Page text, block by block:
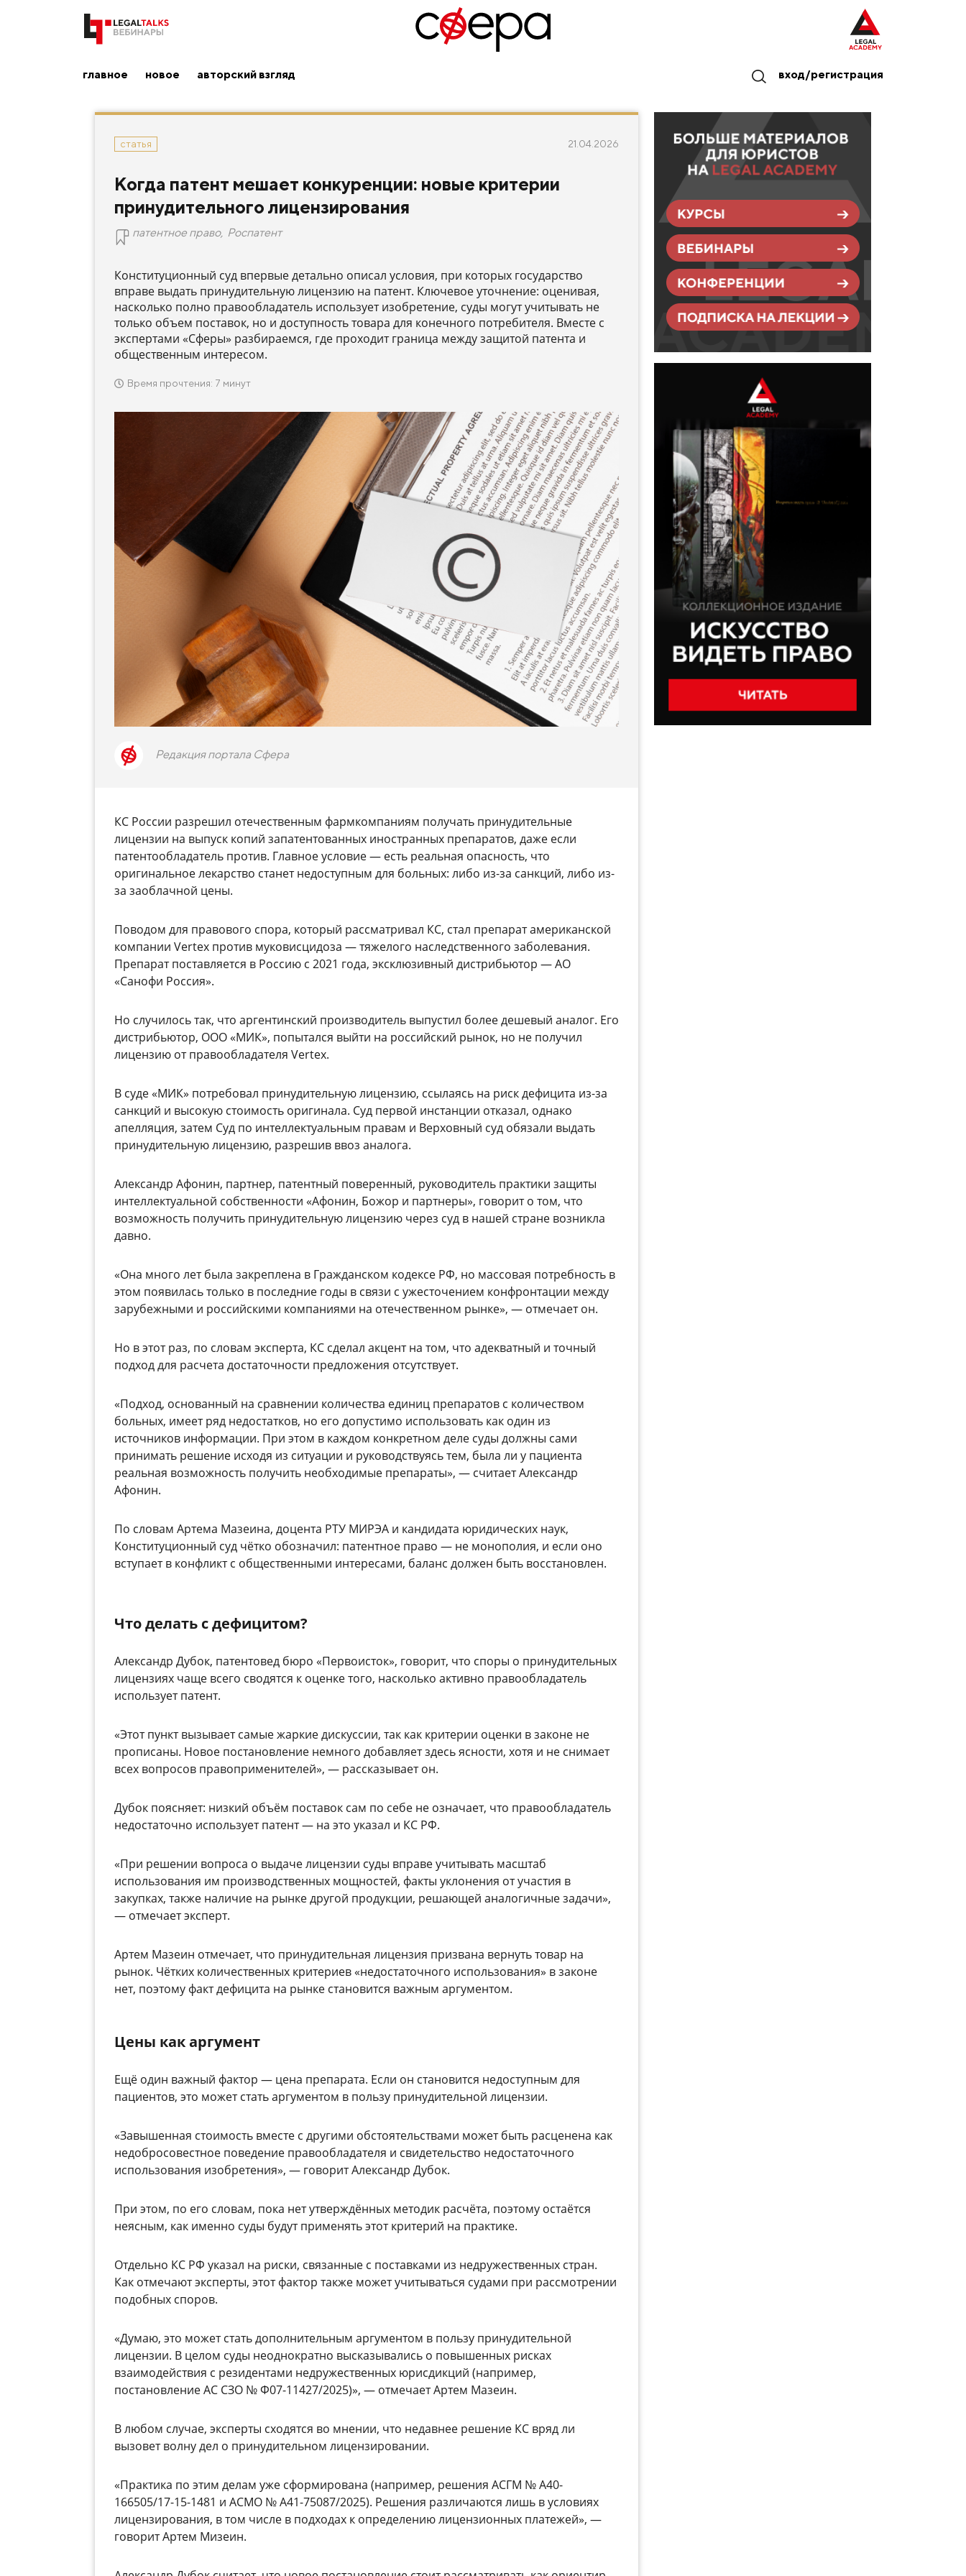
главное новое авторский взгляд вход/регистрация
статья 21.04.2026
Когда патент мешает конкуренции: новые критерии
принудительного лицензирования
патентное право, Роспатент
Конституционный суд впервые детально описал условия, при которых государство
вправе выдать принудительную лицензию на патент. Ключевое уточнение: оценивая,
насколько полно правообладатель использует изобретение, суды могут учитывать не
только объем поставок, но и доступность товара для конечного потребителя. Вместе с
экспертами «Сферы» разбираемся, где проходит граница между защитой патента и
общественным интересом.
Время прочтения: 7 минут
Редакция портала Сфера
КС России разрешил отечественным фармкомпаниям получать принудительные
лицензии на выпуск копий запатентованных иностранных препаратов, даже если
патентообладатель против. Главное условие — есть реальная опасность, что
оригинальное лекарство станет недоступным для больных: либо из-за санкций, либо из-
за заоблачной цены.
Поводом для правового спора, который рассматривал КС, стал препарат американской
компании Vertex против муковисцидоза — тяжелого наследственного заболевания.
Препарат поставляется в Россию с 2021 года, эксклюзивный дистрибьютор — АО
«Санофи Россия».
Но случилось так, что аргентинский производитель выпустил более дешевый аналог. Его
дистрибьютор, ООО «МИК», попытался выйти на российский рынок, но не получил
лицензию от правообладателя Vertex.
В суде «МИК» потребовал принудительную лицензию, ссылаясь на риск дефицита из-за
санкций и высокую стоимость оригинала. Суд первой инстанции отказал, однако
апелляция, затем Суд по интеллектуальным правам и Верховный суд обязали выдать
принудительную лицензию, разрешив ввоз аналога.
Александр Афонин, партнер, патентный поверенный, руководитель практики защиты
интеллектуальной собственности «Афонин, Божор и партнеры», говорит о том, что
возможность получить принудительную лицензию через суд в нашей стране возникла
давно.
«Она много лет была закреплена в Гражданском кодексе РФ, но массовая потребность в
этом появилась только в последние годы в связи с ужесточением конфронтации между
зарубежными и российскими компаниями на отечественном рынке», — отмечает он.
Но в этот раз, по словам эксперта, КС сделал акцент на том, что адекватный и точный
подход для расчета достаточности предложения отсутствует.
«Подход, основанный на сравнении количества единиц препаратов с количеством
больных, имеет ряд недостатков, но его допустимо использовать как один из
источников информации. При этом в каждом конкретном деле суды должны сами
принимать решение исходя из ситуации и руководствуясь тем, была ли у пациента
реальная возможность получить необходимые препараты», — считает Александр
Афонин.
По словам Артема Мазеина, доцента РТУ МИРЭА и кандидата юридических наук,
Конституционный суд чётко обозначил: патентное право — не монополия, и если оно
вступает в конфликт с общественными интересами, баланс должен быть восстановлен.
Что делать с дефицитом?
Александр Дубок, патентовед бюро «Первоисток», говорит, что споры о принудительных
лицензиях чаще всего сводятся к оценке того, насколько активно правообладатель
использует патент.
«Этот пункт вызывает самые жаркие дискуссии, так как критерии оценки в законе не
прописаны. Новое постановление немного добавляет здесь ясности, хотя и не снимает
всех вопросов правоприменителей», — рассказывает он.
Дубок поясняет: низкий объём поставок сам по себе не означает, что правообладатель
недостаточно использует патент — на это указал и КС РФ.
«При решении вопроса о выдаче лицензии суды вправе учитывать масштаб
использования им производственных мощностей, факты уклонения от участия в
закупках, также наличие на рынке другой продукции, решающей аналогичные задачи»,
— отмечает эксперт.
Артем Мазеин отмечает, что принудительная лицензия призвана вернуть товар на
рынок. Чётких количественных критериев «недостаточного использования» в законе
нет, поэтому факт дефицита на рынке становится важным аргументом.
Цены как аргумент
Ещё один важный фактор — цена препарата. Если он становится недоступным для
пациентов, это может стать аргументом в пользу принудительной лицензии.
«Завышенная стоимость вместе с другими обстоятельствами может быть расценена как
недобросовестное поведение правообладателя и свидетельство недостаточного
использования изобретения», — говорит Александр Дубок.
При этом, по его словам, пока нет утверждённых методик расчёта, поэтому остаётся
неясным, как именно суды будут применять этот критерий на практике.
Отдельно КС РФ указал на риски, связанные с поставками из недружественных стран.
Как отмечают эксперты, этот фактор также может учитываться судами при рассмотрении
подобных споров.
«Думаю, это может стать дополнительным аргументом в пользу принудительной
лицензии. В целом суды неоднократно высказывались о повышенных рисках
взаимодействия с резидентами недружественных юрисдикций (например,
постановление АС СЗО № Ф07-11427/2025)», — отмечает Артем Мазеин.
В любом случае, эксперты сходятся во мнении, что недавнее решение КС вряд ли
вызовет волну дел о принудительном лицензировании.
«Практика по этим делам уже сформирована (например, решения АСГМ № А40-
166505/17-15-1481 и АСМО № А41-75087/2025). Решения различаются лишь в условиях
лицензирования, в том числе в подходах к определению лицензионных платежей», —
говорит Артем Мизеин.